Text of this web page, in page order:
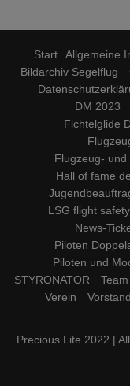
Start Allgemeine
Bildarchiv Segelflug
DM 2023
Fichtelglide
Flugzeug-
Hall of fame
LSG flight safety
News-
Piloten
Piloten und
STYRONATOR
Team
Verein
Precious Lite 2022 |